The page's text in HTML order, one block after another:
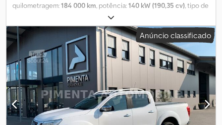
quilometragem:184 000 km , potência:140 kW (190,35 cv) , tipo de
, tipo de engrenagem:
configuração de eixo:4x4, peso total:2 065 kg, peso em vazio:
2 065 kg, primeira matrícula: 06/2018, próxima inspeção (TÜV):
12/2026
, classe de emissão: Euro 6, cor: castanho, suspensão:
outro, tamanho do pneu:255/60 R18, número de lugares:5,
número de proprietários anteriores:
, Ano de fabrico: 2018,
número da máquina/veículo: VSSKCTND23U0098078
Equipamento:airbag, bloqueio do diferencial, filtro de
partículas, pneus para todas as estações, registo de camião,
sistema de navegação, tração integral, Veículo usado com
cerca de 185.000 km. Dedpfxozr H T So Aafswa Motor de 2,3 litros,
Anúncio classificado